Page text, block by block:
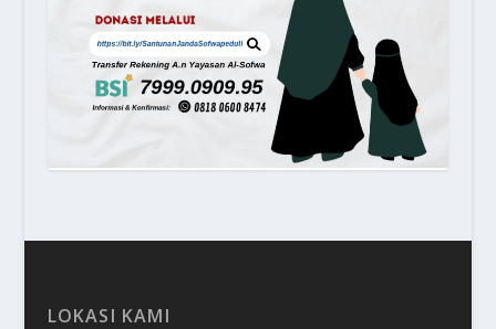
LOKASI KAMI